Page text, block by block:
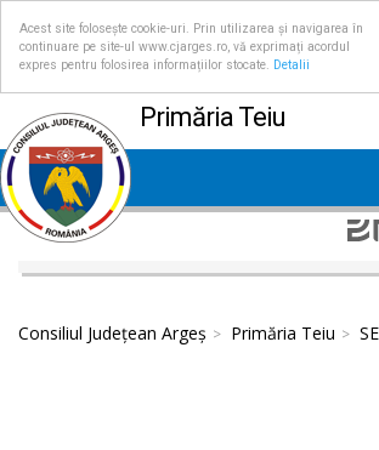
Acest site folosește cookie-uri. Prin utilizarea și navigarea în
continuare pe site-ul www.cjarges.ro, vă exprimați acordul
expres pentru folosirea informațiilor stocate.
Detalii
Primăria Teiu
Consiliul Județean Argeș Primăria Teiu